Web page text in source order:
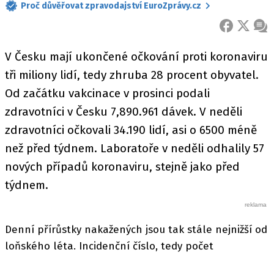
Proč důvěřovat zpravodajství EuroZprávy.cz
FACEBOOK
X
V Česku mají ukončené očkování proti koronaviru
tři miliony lidí, tedy zhruba 28 procent obyvatel.
Od začátku vakcinace v prosinci podali
zdravotníci v Česku 7,890.961 dávek. V neděli
zdravotníci očkovali 34.190 lidí, asi o 6500 méně
než před týdnem. Laboratoře v neděli odhalily 57
nových případů koronaviru, stejně jako před
týdnem.
Denní přírůstky nakažených jsou tak stále nejnižší od
loňského léta. Incidenční číslo, tedy počet